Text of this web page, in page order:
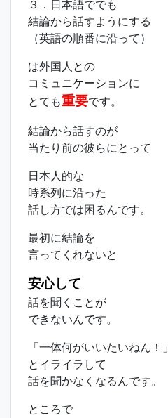
３．日本語ででも
結論から話すようにする
（英語の順番に沿って）
は外国人との
コミュニケーションに
とても重要です。
結論から話すのが
当たり前の彼らにとって
日本人的な
時系列に沿った
話し方では困るんです。
最初に結論を
言ってくれないと
安心して
話を聞くことが
できないんです。
「一体何がいいたいねん！」
とイライラして
話を聞かなくなるんです。
ところで